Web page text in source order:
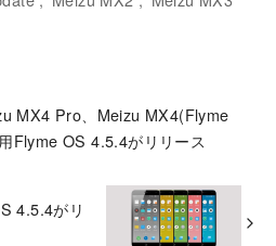
MX4 Pro、Meizu MX4(Flyme
Flyme OS 4.5.4がリリース
4.5.4がリ